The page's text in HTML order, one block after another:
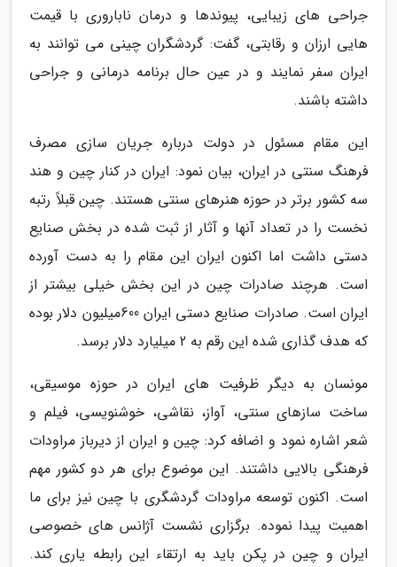
جراحی های زیبایی، پیوندها و درمان ناباروری با قیمت
هایی ارزان و رقابتی، گفت: گردشگران چینی می توانند به
ایران سفر نمایند و در عین حال برنامه درمانی و جراحی
داشته باشند.
این مقام مسئول در دولت درباره جریان سازی مصرف
فرهنگ سنتی در ایران، بیان نمود: ایران در کنار چین و هند
سه کشور برتر در حوزه هنرهای سنتی هستند. چین قبلاً رتبه
نخست را در تعداد آنها و آثار از ثبت شده در بخش صنایع
دستی داشت اما اکنون ایران این مقام را به دست آورده
است. هرچند صادرات چین در این بخش خیلی بیشتر از
ایران است. صادرات صنایع دستی ایران 600میلیون دلار بوده
که هدف گذاری شده این رقم به 2 میلیارد دلار برسد.
مونسان به دیگر ظرفیت های ایران در حوزه موسیقی،
ساخت سازهای سنتی، آواز، نقاشی، خوشنویسی، فیلم و
شعر اشاره نمود و اضافه کرد: چین و ایران از دیرباز مراودات
فرهنگی بالایی داشتند. این موضوع برای هر دو کشور مهم
است. اکنون توسعه مراودات گردشگری با چین نیز برای ما
اهمیت پیدا نموده. برگزاری نشست آژانس های خصوصی
ایران و چین در پکن باید به ارتقاء این رابطه یاری کند.